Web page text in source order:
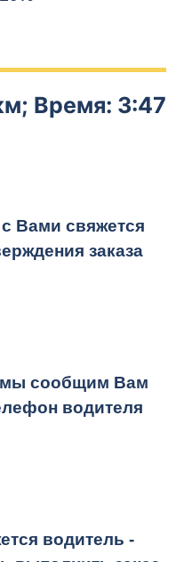
Время: 3:47
Вами свяжется
заказа
мы сообщим Вам
водителя
водитель -